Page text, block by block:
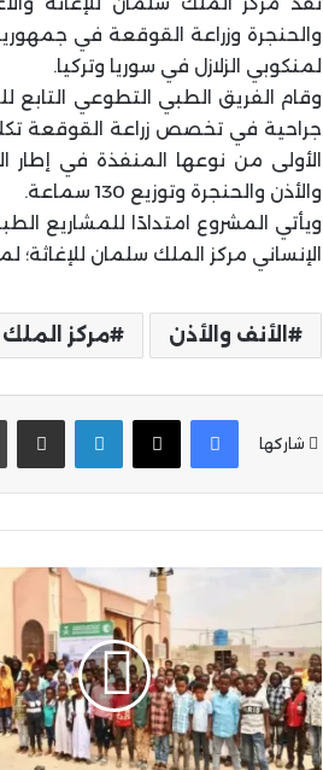
والحنجرة وزراعة القوقعة في
لمنكوبي الزلازل في سوريا وتركيا.
جراحية في تخصص زراعة القوقعة
والأذن والحنجرة وتوزيع 130 سماعة
.
ويأتي المشروع امتدادًا للمشاريع
الإنساني مركز الملك سلمان
الأنف والأذن مركز
شاركها
فيسبوك
‫X لينكدإن مشاركة
سلمان
للإغاثة
يواصل
تنفيذ
مشروع
رعاية